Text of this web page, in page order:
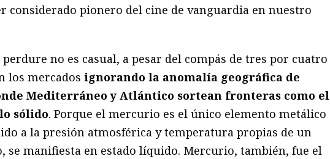
considerado pionero del cine de vanguardia en nuestro
perdure no es casual, a pesar del compás de tres por cuatro
los mercados ignorando la anomalía geográfica de
Mediterráneo y Atlántico sortean fronteras como el
sólido. Porque el mercurio es el único elemento metálico
a la presión atmosférica y temperatura propias de un
se manifiesta en estado líquido. Mercurio, también, fue el